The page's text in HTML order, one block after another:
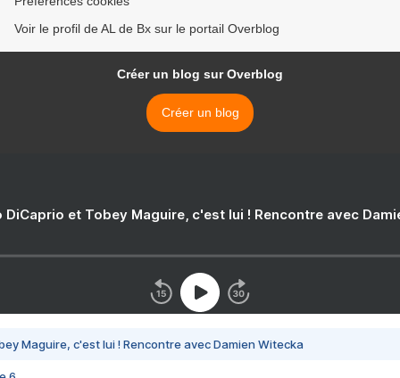
Voir le profil de AL de Bx sur le portail Overblog
Créer un blog sur Overblog
Créer un blog
DiCaprio et Tobey Maguire, c'est lui ! Rencontre avec
Maguire, c'est lui ! Rencontre avec Damien Witecka